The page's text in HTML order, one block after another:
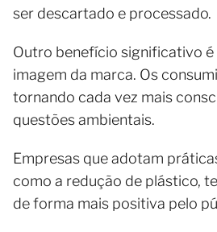
ser descartado e processado.
Outro benefício significativo é
imagem da marca. Os
tornando cada vez mais
questões ambientais.
Empresas que adotam
como a redução de plástico,
de forma mais positiva pelo